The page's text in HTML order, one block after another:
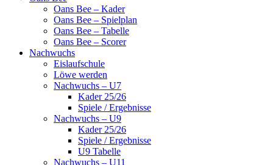
Oans Bee – Kader
Oans Bee – Spielplan
Oans Bee – Tabelle
Oans Bee – Scorer
Nachwuchs
Eislaufschule
Löwe werden
Nachwuchs – U7
Kader 25/26
Spiele / Ergebnisse
Nachwuchs – U9
Kader 25/26
Spiele / Ergebnisse
U9 Tabelle
Nachwuchs – U11